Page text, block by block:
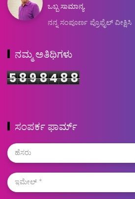
ಒಬ್ಬ ಸಾಮಾನ್ಯ.
ನನ್ನ ಸಂಪೂರ್ಣ ಪ್ರೊಫೈಲ್ ವೀಕ್ಷಿಸಿ
ನಮ್ಮ ಅತಿಥಿಗಳು
5898488
ಸಂಪರ್ಕ ಫಾರ್ಮ್